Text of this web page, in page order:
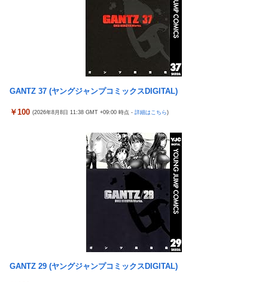
「神聖なる場所です」靖国神社、境内におけるコスプレや軍装の
北朝鮮の弾道ミサイル部隊、ロシアのヴォロネジ州に展開か…北
朝鮮は本質的にウクライナと戦争状態に！
【今はやってない】審判への性接待疑惑…大韓サッカー協会が声
明「現在は一切発生していない」
【悲報】テレ東・田中瞳アナ、ロケ中の「勝手に撮影する人」に
【画像】 YouTubeコメント欄、キレッキレ
ラオウがサウザーに勝てないって信じられないんだが…
【速報】 ひろゆき、離婚ｗｗｗｗｗｗ
メトロイドプライム4 新品が2999円に…
『マリオカートワールド』はどうすればよかったのか…
ヨーロッパが中国製メガソーラーを締め出しｗｗｗ
令和「8」年「8」月「8」日の試合で「88」分に背番号「8」サン
フレッチェ広島MF川村拓夢がゴール
GANTZ 37 (ヤングジャンプコミックスDIGITAL)
￥100 (2026年8月8日 11:38 GMT +09:00 時点 - 詳細はこちら)
GANTZ 29 (ヤングジャンプコミックスDIGITAL)